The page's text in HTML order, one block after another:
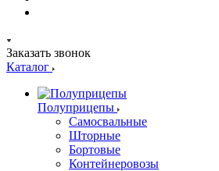
Заказать звонок
Каталог
Полуприцепы
Самосвальные
Шторные
Бортовые
Контейнеровозы